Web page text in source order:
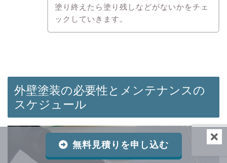
塗り終えたら塗り残しなどがないかをチェ
ックしていきます。
外壁塗装の必要性とメンテナンスの
スケジュール
無料見積りを申し込む